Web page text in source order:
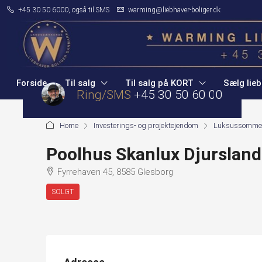
+45 30 50 6000, også til SMS warming@liebhaver-boliger.dk
Ring/SMS +45 30 50 60 00
Forside Til salg Til salg på KORT Sælg
Home Investerings- og projektejendom
Poolhus Skanlux Djursland
Fyrrehaven 45, 8585 Glesborg
SOLGT